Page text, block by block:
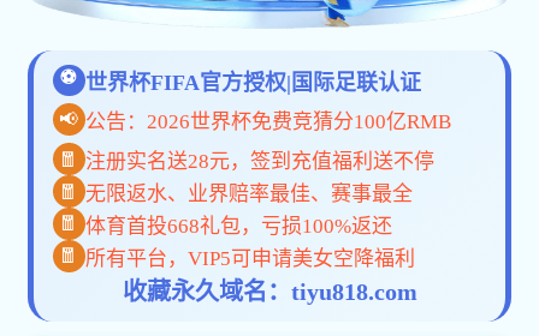
媒体关注 | 赛场绽放青春风采 产教融合培养人才
发布人：dzb 时间：2025-12-17 来源：党政办
?12月15日，由我校承办的2025年海
南省高等职业院校技能大赛数智化企业
经营模拟沙盘赛项和人力资源服务赛项
顺利完赛，海口电视台《热带播报》对